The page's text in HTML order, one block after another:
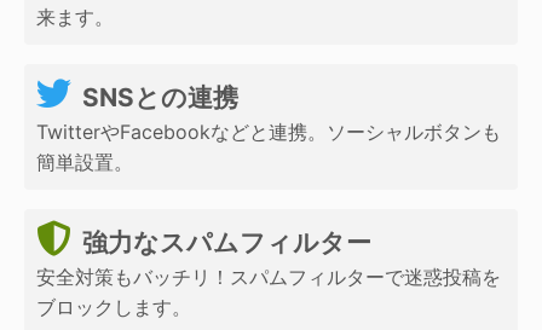
来ます。
SNSとの連携
TwitterやFacebookなどと連携。ソーシャルボタンも
簡単設置。
強力なスパムフィルター
安全対策もバッチリ！スパムフィルターで迷惑投稿を
ブロックします。